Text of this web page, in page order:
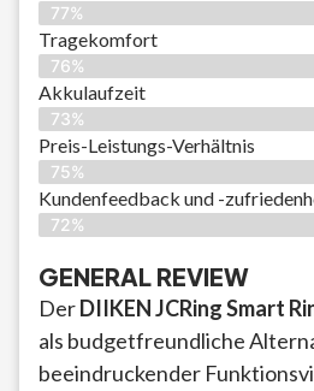
77%
Tragekomfort
76%
Akkulaufzeit
73%
Preis-Leistungs-Verhältnis
75%
Kundenfeedback und -
72%
GENERAL REVIEW
DerDIIKEN JCRing Smart
als budgetfreundliche
beeindruckender